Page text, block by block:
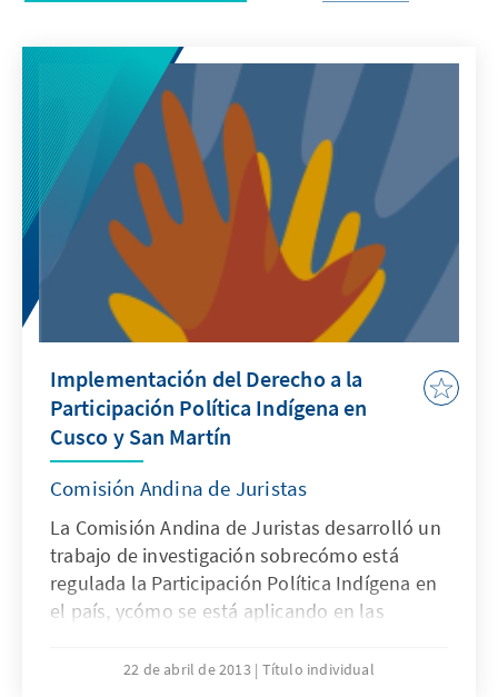
Implementación del Derecho a la
Participación Política Indígena en
Cusco y San Martín
Comisión Andina de Juristas
La Comisión Andina de Juristas desarrolló un
trabajo de investigación sobrecómo está
regulada la Participación Política Indígena en
el país, ycómo se está aplicando en las
22 de abril de 2013 Título individual